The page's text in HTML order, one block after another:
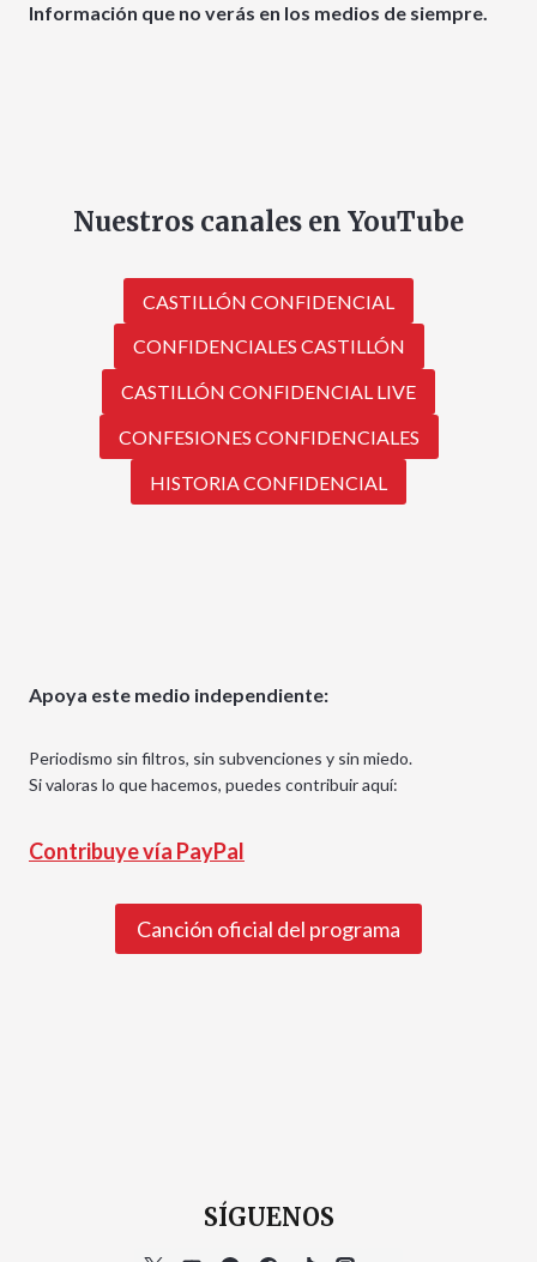
Información que no verás en los medios de siempre.
Nuestros canales en YouTube
CASTILLÓN CONFIDENCIAL
CONFIDENCIALES CASTILLÓN
CASTILLÓN CONFIDENCIAL LIVE
CONFESIONES CONFIDENCIALES
HISTORIA CONFIDENCIAL
Apoya este medio independiente:
Periodismo sin filtros, sin subvenciones y sin miedo.
Si valoras lo que hacemos, puedes contribuir aquí:
Contribuye vía PayPal
Canción oficial del programa
SÍGUENOS